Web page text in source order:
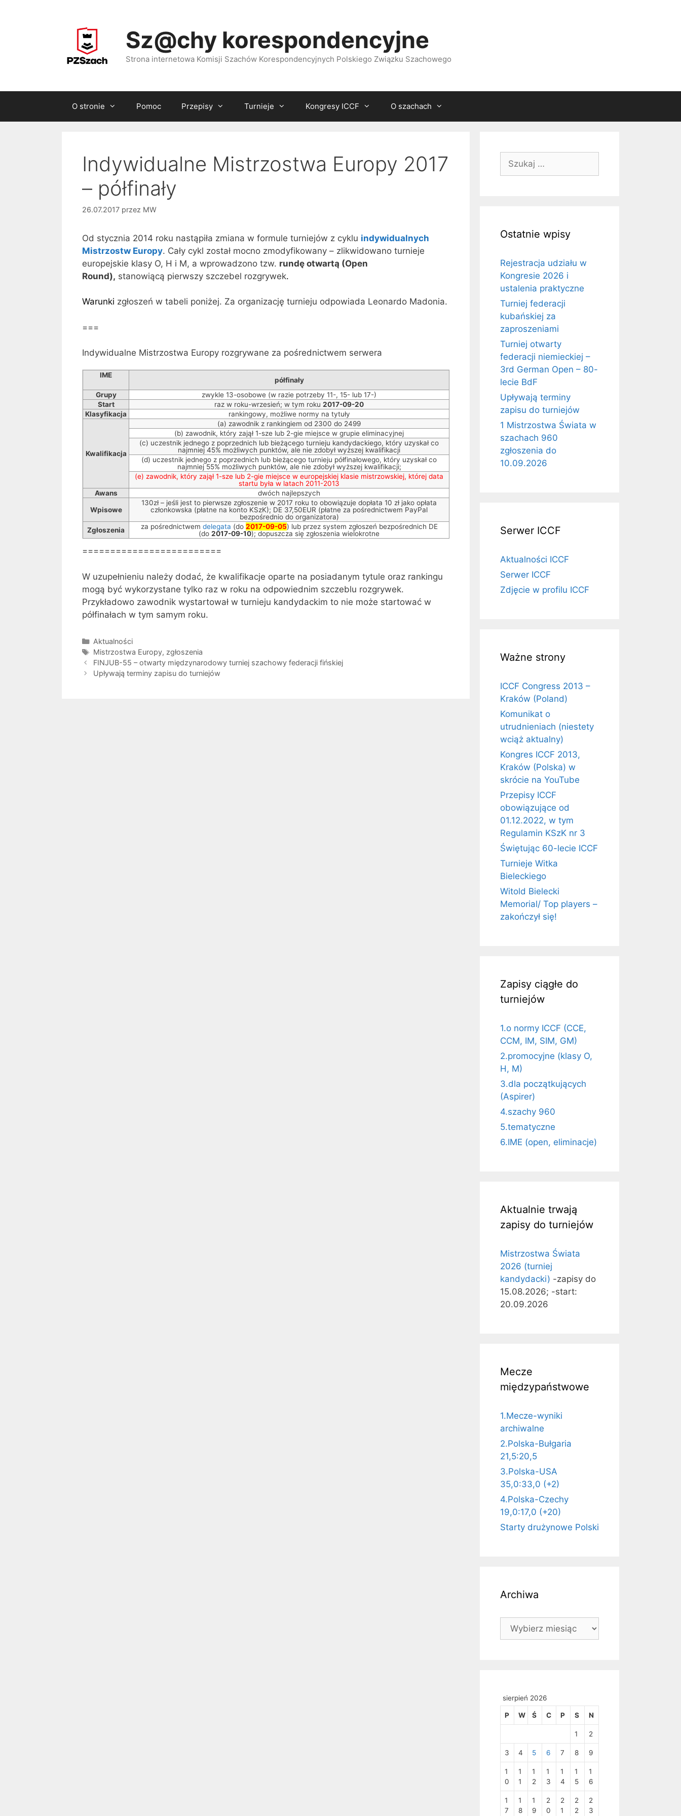
Sz@chy korespondencyjne
Strona internetowa Komisji Szachów Korespondencyjnych Polskiego Związku Szachowego
O stronie Pomoc Przepisy Turnieje Kongresy ICCF O szachach
Indywidualne Mistrzostwa Europy 2017
– półfinały
26.07.2017 przez MW
Od stycznia 2014 roku nastąpiła zmiana w formule turniejów z cyklu indywidualnych
Mistrzostw Europy. Cały cykl został mocno zmodyfikowany – zlikwidowano turnieje
europejskie klasy O, H i M, a wprowadzono tzw. rundę otwartą (Open
Round), stanowiącą pierwszy szczebel rozgrywek.
Warunki zgłoszeń w tabeli poniżej. Za organizację turnieju odpowiada Leonardo Madonia.
===
Indywidualne Mistrzostwa Europy rozgrywane za pośrednictwem serwera
IME
półfinały
Grupy
zwykle 13-osobowe (w razie potrzeby 11-, 15- lub 17-)
Start
raz w roku-wrzesień; w tym roku 2017-09-20
Klasyfikacja
rankingowy, możliwe normy na tytuły
Kwalifikacja
(a) zawodnik z rankingiem od 2300 do 2499
(b) zawodnik, który zajął 1-sze lub 2-gie miejsce w grupie eliminacyjnej
(c) uczestnik jednego z poprzednich lub bieżącego turnieju kandydackiego, który uzyskał co
najmniej 45% możliwych punktów, ale nie zdobył wyższej kwalifikacji
(d) uczestnik jednego z poprzednich lub bieżącego turnieju półfinałowego, który uzyskał co
najmniej 55% możliwych punktów, ale nie zdobył wyższej kwalifikacji;
(e) zawodnik, który zajął 1-sze lub 2-gie miejsce w europejskiej klasie mistrzowskiej, której data
startu była w latach 2011-2013
Awans
dwóch najlepszych
Wpisowe
130zł – jeśli jest to pierwsze zgłoszenie w 2017 roku to obowiązuje dopłata 10 zł jako opłata
członkowska (płatne na konto KSzK); DE 37,50EUR (płatne za pośrednictwem PayPal
bezpośrednio do organizatora)
Zgłoszenia
za pośrednictwem delegata (do 2017-09-05) lub przez system zgłoszeń bezpośrednich DE
(do 2017-09-10); dopuszcza się zgłoszenia wielokrotne
=========================
W uzupełnieniu należy dodać, że kwalifikacje oparte na posiadanym tytule oraz rankingu
mogą być wykorzystane tylko raz w roku na odpowiednim szczeblu rozgrywek.
Przykładowo zawodnik wystartował w turnieju kandydackim to nie może startować w
półfinałach w tym samym roku.
Kategorie
Aktualności
Tagi
Mistrzostwa Europy, zgłoszenia
FINJUB-55 – otwarty międzynarodowy turniej szachowy federacji fińskiej
Upływają terminy zapisu do turniejów
Ostatnie wpisy
Rejestracja udziału w
Kongresie 2026 i
ustalenia praktyczne
Turniej federacji
kubańskiej za
zaproszeniami
Turniej otwarty
federacji niemieckiej –
3rd German Open – 80-
lecie BdF
Upływają terminy
zapisu do turniejów
1 Mistrzostwa Świata w
szachach 960
zgłoszenia do
10.09.2026
Serwer ICCF
Aktualności ICCF
Serwer ICCF
Zdjęcie w profilu ICCF
Ważne strony
ICCF Congress 2013 –
Kraków (Poland)
Komunikat o
utrudnieniach (niestety
wciąż aktualny)
Kongres ICCF 2013,
Kraków (Polska) w
skrócie na YouTube
Przepisy ICCF
obowiązujące od
01.12.2022, w tym
Regulamin KSzK nr 3
Świętując 60-lecie ICCF
Turnieje Witka
Bieleckiego
Witold Bielecki
Memorial/ Top players –
zakończył się!
Zapisy ciągłe do
turniejów
1.o normy ICCF (CCE,
CCM, IM, SIM, GM)
2.promocyjne (klasy O,
H, M)
3.dla początkujących
(Aspirer)
4.szachy 960
5.tematyczne
6.IME (open, eliminacje)
Aktualnie trwają
zapisy do turniejów
Mistrzostwa Świata
2026 (turniej
kandydacki) -zapisy do
15.08.2026; -start:
20.09.2026
Mecze
międzypaństwowe
1.Mecze-wyniki
archiwalne
2.Polska-Bułgaria
21,5:20,5
3.Polska-USA
35,0:33,0 (+2)
4.Polska-Czechy
19,0:17,0 (+20)
Starty drużynowe Polski
Archiwa
Archiwa
sierpień 2026
P W Ś C P S N
1 2
3 4 5 6 7 8 9
1
0
1
1
1
2
1
3
1
4
1
5
1
6
1
7
1
8
1
9
2
0
2
1
2
2
2
3